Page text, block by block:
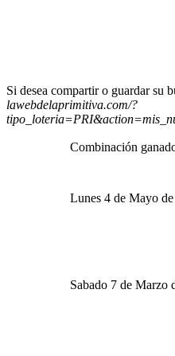
Si desea compartir o guardar su
lawebdelaprimitiva.com/?
Combinación
Lunes 4 de Mayo
Sabado 7 de Marzo